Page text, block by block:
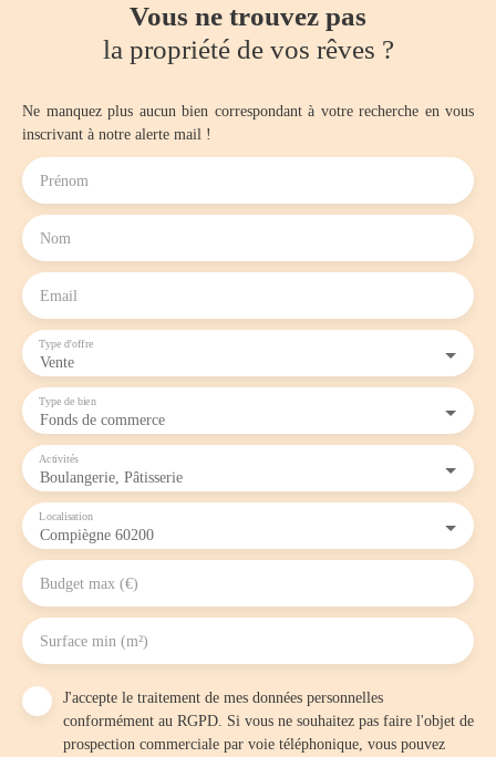
Vous ne trouvez pas
la propriété de vos rêves ?
Ne manquez plus aucun bien correspondant à votre recherche en vous
inscrivant à notre alerte mail !
Prénom
Nom
Email
Vente
Type d'offre
Fonds de commerce
Type de bien
Boulangerie, Pâtisserie
Activités
Compiègne 60200
Localisation
Budget max (€)
Surface min (m²)
J'accepte le traitement de mes données personnelles
conformément au RGPD. Si vous ne souhaitez pas faire l'objet de
prospection commerciale par voie téléphonique, vous pouvez